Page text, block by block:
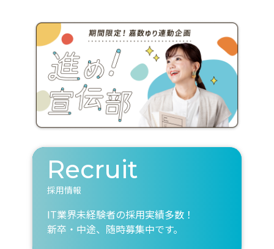
Recruit
採用情報
IT業界未経験者の採用実績多数！
新卒・中途、随時募集中です。